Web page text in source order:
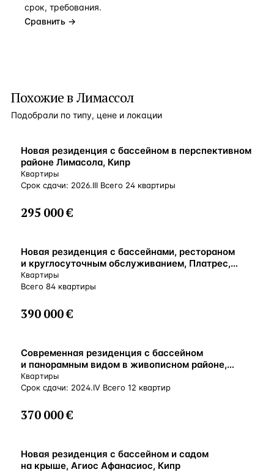
срок, требования.
Сравнить →
Похожие в Лимассол
Подобрали по типу, цене и локации
ВНЖ
Новая резиденция с бассейном в перспективном
районе Лимасола, Кипр
Квартиры
Срок сдачи: 2026.III Всего 24 квартиры
295 000 €
ВНЖ
Новая резиденция с бассейнами, рестораном
и круглосуточным обслуживанием, Платрес,
Кипр
Квартиры
Всего 84 квартиры
390 000 €
ВНЖ
Современная резиденция с бассейном
и панорамным видом в живописном районе,
Лимассол, Кипр
Квартиры
Срок сдачи: 2024.IV Всего 12 квартир
370 000 €
ВНЖ
Новая резиденция с бассейном и садом
на крыше, Агиос Афанасиос, Кипр